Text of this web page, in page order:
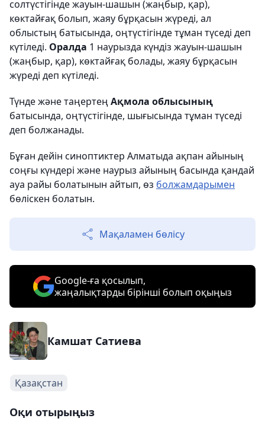
солтүстігінде жауын-шашын (жаңбыр, қар),
көктайғақ болып, жаяу бұрқасын жүреді, ал
облыстың батысында, оңтүстігінде тұман түседі деп
күтіледі. Оралда 1 наурызда күндіз жауын-шашын
(жаңбыр, қар), көктайғақ болады, жаяу бұрқасын
жүреді деп күтіледі.
Түнде және таңертең Ақмола облысының
батысында, оңтүстігінде, шығысында тұман түседі
деп болжанады.
Бұған дейін синоптиктер Алматыда ақпан айының
соңғы күндері және наурыз айының басында қандай
ауа райы болатынын айтып, өз болжамдарымен
бөліскен болатын.
Мақаламен бөлісу
Google-ға қосылып,
жаңалықтарды бірінші болып оқыңыз
Камшат Сатиева
Қазақстан
Оқи отырыңыз